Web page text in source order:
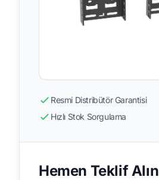
Resmi Distribütör Garantisi
Hızlı Stok Sorgulama
Hemen Teklif Alın